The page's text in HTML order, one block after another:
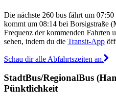
Die nächste 260 bus fährt um
kommt um 08:14 bei Borsigstraße
Frequenz der kommenden Fahrten
sehen, indem du die Transit-App
Schau dir alle Abfahrtszeiten an.
StadtBus/RegionalBus
Pünktlichkeit